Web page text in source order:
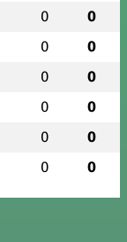
0 0
0 0
0 0
0 0
0 0
0 0